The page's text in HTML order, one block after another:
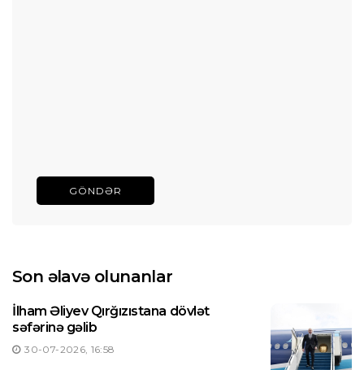
GÖNDƏR
Son əlavə olunanlar
İlham Əliyev Qırğızıstana dövlət
səfərinə gəlib
30-07-2026, 16:58